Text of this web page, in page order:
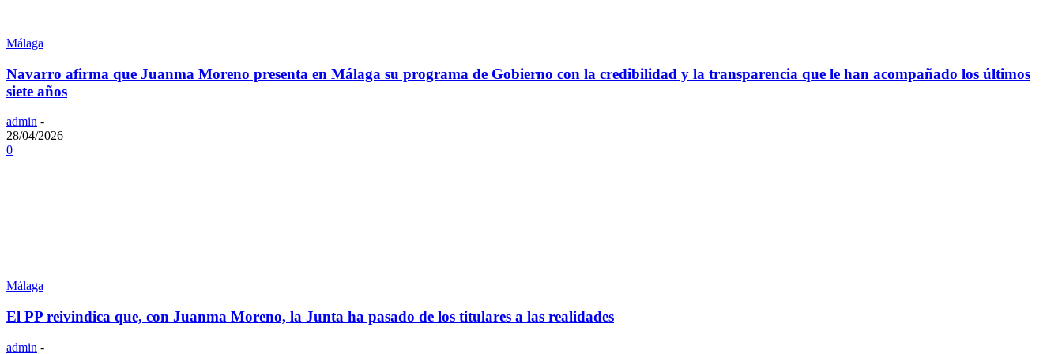
Málaga
Navarro afirma que Juanma Moreno presenta en Málaga su programa de Gobierno con la credibilidad y la transparencia que le han acompañado los últimos
siete años
admin -
28/04/2026
0
Málaga
El PP reivindica que, con Juanma Moreno, la Junta ha pasado de los titulares a las realidades
admin -